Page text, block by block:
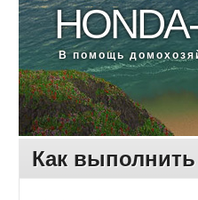
В помощь
Как